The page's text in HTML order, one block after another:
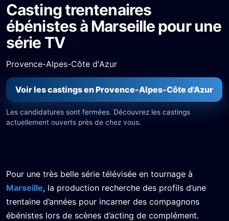
Casting trentenaires
ébénistes à Marseille pour une
série TV
Provence-Alpes-Côte d'Azur
Voir les castings en Provence-Alpes-Côte d'Azur
Les candidatures sont fermées. Découvrez les castings
actuellement ouverts près de chez vous.
Pour une très belle série télévisée en tournage à
Marseille, la production recherche des profils d’une
trentaine d’années pour incarner des compagnons
ébénistes lors de scènes d’acting de complément.